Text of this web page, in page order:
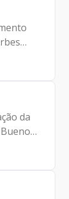
e
da